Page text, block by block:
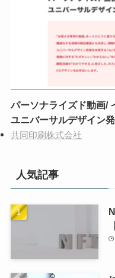
パーソナライズド動画/
ユニバーサルデザイン
共同印刷株式会社
人気記事